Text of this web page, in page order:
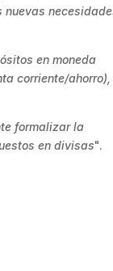
nuevas
en moneda
corriente/
formalizar la
en divisas".